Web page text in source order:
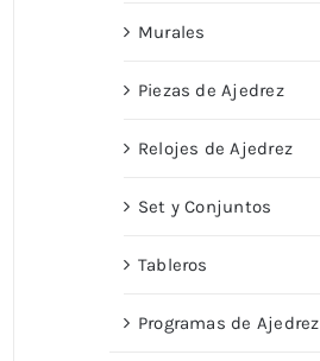
Murales
Piezas de Ajedrez
Relojes de Ajedrez
Set y Conjuntos
Tableros
Programas de Ajedrez